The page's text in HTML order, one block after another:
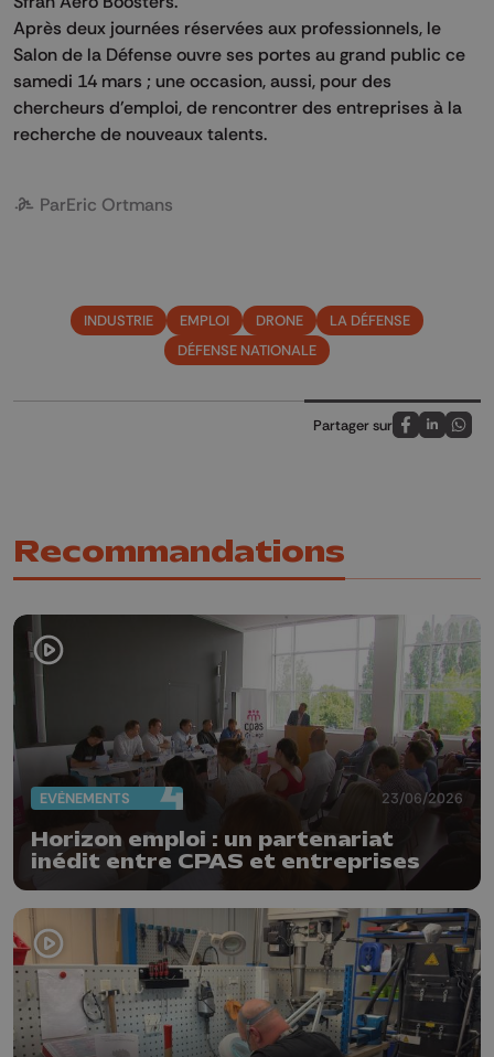
Après deux journées réservées aux professionnels, le
Salon de la Défense ouvre ses portes au grand public ce
samedi 14 mars ; une occasion, aussi, pour des
chercheurs d'emploi, de rencontrer des entreprises à la
recherche de nouveaux talents.
ParEric Ortmans
INDUSTRIE EMPLOI DRONE
LA DÉFENSE
DÉFENSE NATIONALE
Partager sur
Partagez sur
Partagez
Recommandations
EVÈNEMENTS 23/06/2026
Horizon emploi : un partenariat
inédit entre CPAS et entreprises